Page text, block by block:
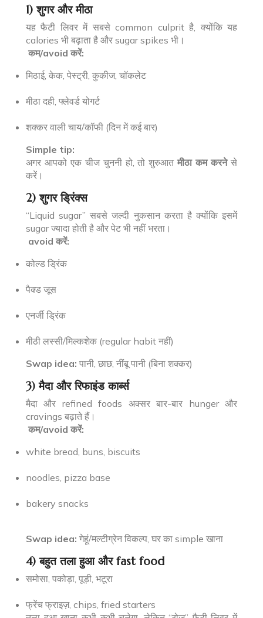
1) शुगर और मीठा
यह फैटी लिवर में सबसे common culprit है, क्योंकि यह
calories भी बढ़ाता है और sugar spikes भी।
कम/avoid करें:
मिठाई, केक, पेस्ट्री, कुकीज, चॉकलेट
मीठा दही, फ्लेवर्ड योगर्ट
शक्कर वाली चाय/कॉफी (दिन में कई बार)
Simple tip:
अगर आपको एक चीज चुननी हो, तो शुरुआतमीठा कम करनेसे
करें।
2) शुगर ड्रिंक्स
“Liquid sugar” सबसे जल्दी नुकसान करता है क्योंकि इसमें
sugar ज्यादा होती है और पेट भी नहीं भरता।
avoid करें:
कोल्ड ड्रिंक
पैक्ड जूस
एनर्जी ड्रिंक
मीठी लस्सी/मिल्कशेक (regular habit नहीं)
Swap idea: पानी, छाछ, नींबू पानी (बिना शक्कर)
3) मैदा और रिफाइंड कार्ब्स
मैदा और refined foods अक्सर बार-बार hunger और
cravings बढ़ाते हैं।
कम/avoid करें:
white bread, buns, biscuits
noodles, pizza base
bakery snacks
Swap idea: गेहूं/मल्टीग्रेन विकल्प, घर का simple खाना
4) बहुत तला हुआ और fast food
समोसा, पकोड़ा, पूड़ी, भटूरा
फ्रेंच फ्राइज़, chips, fried starters